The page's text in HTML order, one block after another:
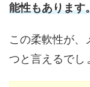
能性もあります
この柔軟性が、
つと言えるでし